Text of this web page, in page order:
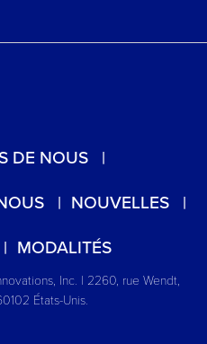
DE NOUS
NOUVELLES
MODALITÉS
Inc. | 2260, rue Wendt,
États-Unis.